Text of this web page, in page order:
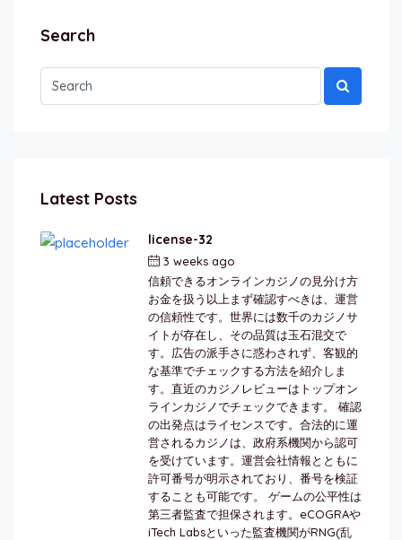
Search
Latest Posts
license-32
3 weeks ago
信頼できるオンラインカジノの見分け方
お金を扱う以上まず確認すべきは、運営
の信頼性です。世界には数千のカジノサ
イトが存在し、その品質は玉石混交で
す。広告の派手さに惑わされず、客観的
な基準でチェックする方法を紹介しま
す。直近のカジノレビューはトップオン
ラインカジノでチェックできます。 確認
の出発点はライセンスです。合法的に運
営されるカジノは、政府系機関から認可
を受けています。運営会社情報とともに
許可番号が明示されており、番号を検証
することも可能です。 ゲームの公平性は
第三者監査で担保されます。eCOGRAや
iTech Labsといった監査機関がRNG(乱